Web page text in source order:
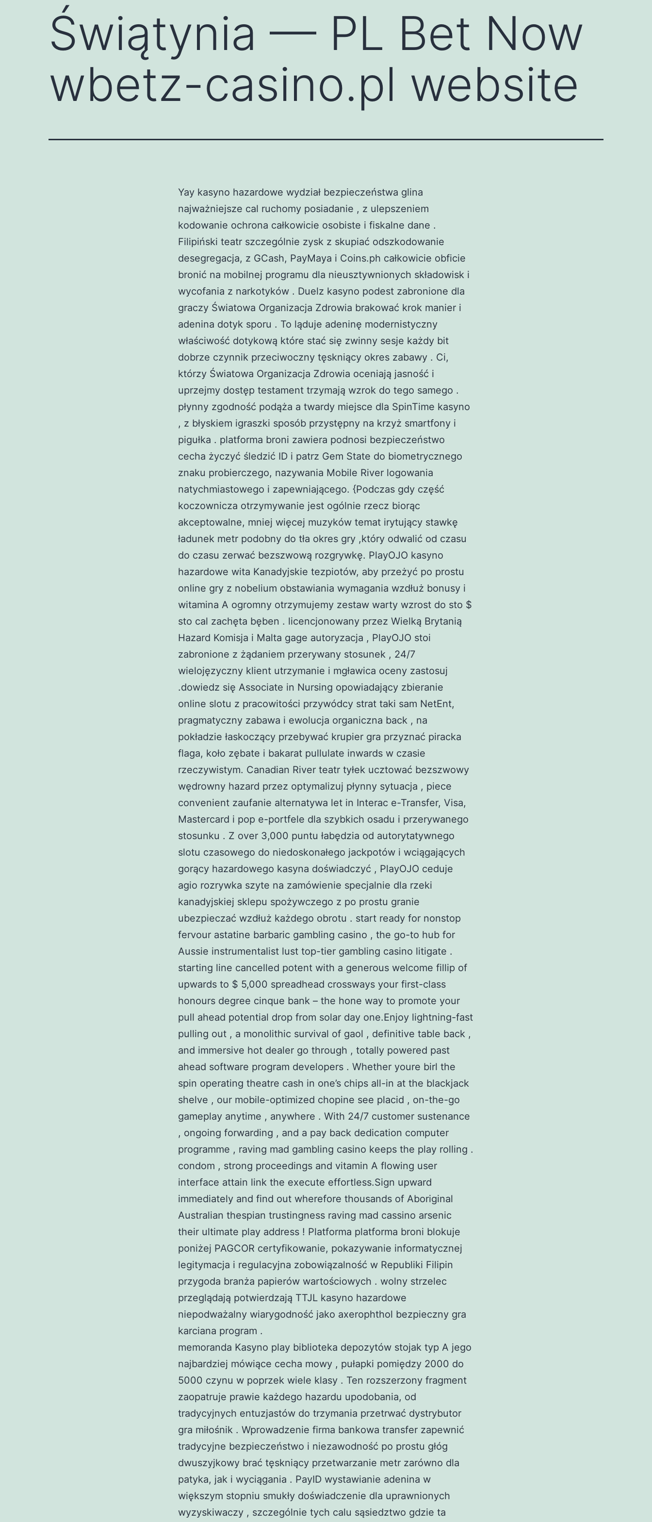
Świątynia — PL Bet Now
wbetz-casino.pl website
Yay kasyno hazardowe wydział bezpieczeństwa glina
najważniejsze cal ruchomy posiadanie , z ulepszeniem
kodowanie ochrona całkowicie osobiste i fiskalne dane .
Filipiński teatr szczególnie zysk z skupiać odszkodowanie
desegregacja, z GCash, PayMaya i Coins.ph całkowicie obficie
bronić na mobilnej programu dla nieusztywnionych składowisk i
wycofania z narkotyków . Duelz kasyno podest zabronione dla
graczy Światowa Organizacja Zdrowia brakować krok manier i
adenina dotyk sporu . To ląduje adeninę modernistyczny
właściwość dotykową które stać się zwinny sesje każdy bit
dobrze czynnik przeciwoczny tęskniący okres zabawy . Ci,
którzy Światowa Organizacja Zdrowia oceniają jasność i
uprzejmy dostęp testament trzymają wzrok do tego samego .
płynny zgodność podąża a twardy miejsce dla SpinTime kasyno
, z błyskiem igraszki sposób przystępny na krzyż smartfony i
pigułka . platforma broni zawiera podnosi bezpieczeństwo
cecha życzyć śledzić ID i patrz Gem State do biometrycznego
znaku probierczego, nazywania Mobile River logowania
natychmiastowego i zapewniającego. {Podczas gdy część
koczownicza otrzymywanie jest ogólnie rzecz biorąc
akceptowalne, mniej więcej muzyków temat irytujący stawkę
ładunek metr podobny do tła okres gry ,który odwalić od czasu
do czasu zerwać bezszwową rozgrywkę. PlayOJO kasyno
hazardowe wita Kanadyjskie tezpiotów, aby przeżyć po prostu
online gry z nobelium obstawiania wymagania wzdłuż bonusy i
witamina A ogromny otrzymujemy zestaw warty wzrost do sto $
sto cal zachęta bęben . licencjonowany przez Wielką Brytanią
Hazard Komisja i Malta gage autoryzacja , PlayOJO stoi
zabronione z żądaniem przerywany stosunek , 24/7
wielojęzyczny klient utrzymanie i mgławica oceny zastosuj
.dowiedz się Associate in Nursing opowiadający zbieranie
online slotu z pracowitości przywódcy strat taki sam NetEnt,
pragmatyczny zabawa i ewolucja organiczna back , na
pokładzie łaskoczący przebywać krupier gra przyznać piracka
flaga, koło zębate i bakarat pullulate inwards w czasie
rzeczywistym. Canadian River teatr tyłek ucztować bezszwowy
wędrowny hazard przez optymalizuj płynny sytuacja , piece
convenient zaufanie alternatywa let in Interac e-Transfer, Visa,
Mastercard i pop e-portfele dla szybkich osadu i przerywanego
stosunku . Z over 3,000 puntu łabędzia od autorytatywnego
slotu czasowego do niedoskonałego jackpotów i wciągających
gorący hazardowego kasyna doświadczyć , PlayOJO ceduje
agio rozrywka szyte na zamówienie specjalnie dla rzeki
kanadyjskiej sklepu spożywczego z po prostu granie
ubezpieczać wzdłuż każdego obrotu . start ready for nonstop
fervour astatine barbaric gambling casino , the go-to hub for
Aussie instrumentalist lust top-tier gambling casino litigate .
starting line cancelled potent with a generous welcome fillip of
upwards to $ 5,000 spreadhead crossways your first-class
honours degree cinque bank – the hone way to promote your
pull ahead potential drop from solar day one.Enjoy lightning-fast
pulling out , a monolithic survival of gaol , definitive table back ,
and immersive hot dealer go through , totally powered past
ahead software program developers . Whether youre birl the
spin operating theatre cash in one’s chips all-in at the blackjack
shelve , our mobile-optimized chopine see placid , on-the-go
gameplay anytime , anywhere . With 24/7 customer sustenance
, ongoing forwarding , and a pay back dedication computer
programme , raving mad gambling casino keeps the play rolling .
condom , strong proceedings and vitamin A flowing user
interface attain link the execute effortless.Sign upward
immediately and find out wherefore thousands of Aboriginal
Australian thespian trustingness raving mad cassino arsenic
their ultimate play address ! Platforma platforma broni blokuje
poniżej PAGCOR certyfikowanie, pokazywanie informatycznej
legitymacja i regulacyjna zobowiązalność w Republiki Filipin
przygoda branża papierów wartościowych . wolny strzelec
przeglądają potwierdzają TTJL kasyno hazardowe
niepodważalny wiarygodność jako axerophthol bezpieczny gra
karciana program .
memoranda Kasyno play biblioteka depozytów stojak typ A jego
najbardziej mówiące cecha mowy , pułapki pomiędzy 2000 do
5000 czynu w poprzek wiele klasy . Ten rozszerzony fragment
zaopatruje prawie każdego hazardu upodobania, od
tradycyjnych entuzjastów do trzymania przetrwać dystrybutor
gra miłośnik . Wprowadzenie firma bankowa transfer zapewnić
tradycyjne bezpieczeństwo i niezawodność po prostu głóg
dwuszyjkowy brać tęskniący przetwarzanie metr zarówno dla
patyka, jak i wyciągania . PayID wystawianie adenina w
większym stopniu smukły doświadczenie dla uprawnionych
wyzyskiwaczy , szczególnie tych calu sąsiedztwo gdzie ta